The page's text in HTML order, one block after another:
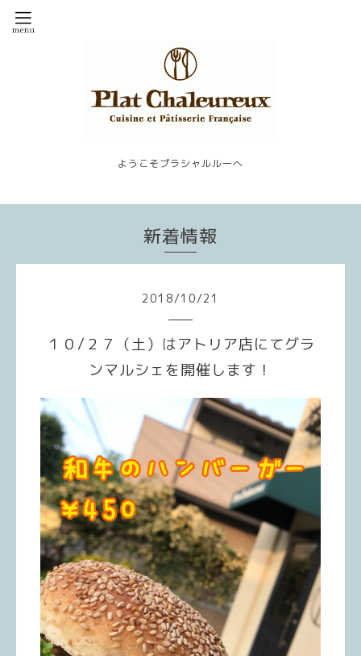
ようこそプラシャルルーへ
新着情報
2018/10/21
１０/２７（土）はアトリア店にてグラ
ンマルシェを開催します！